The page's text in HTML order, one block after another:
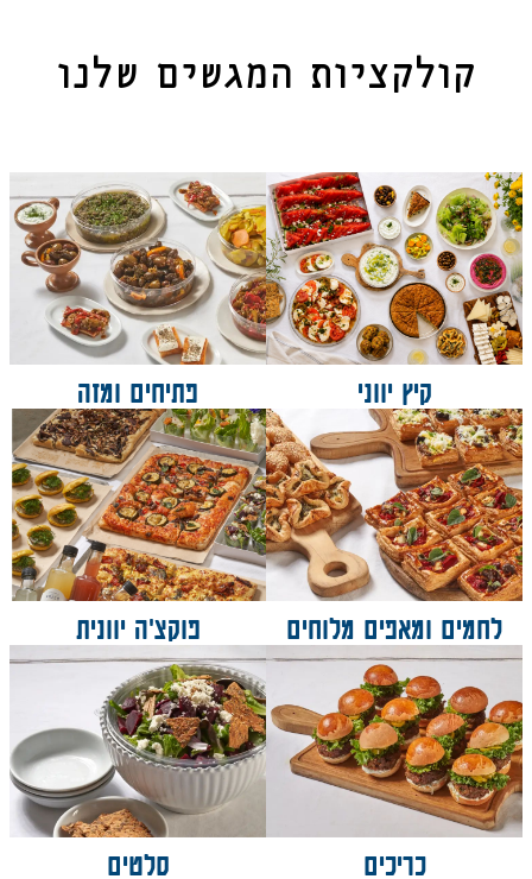
קולקציות המגשים שלנו
קיץ יווני פתיחים ומזה
לחמים ומאפים מלוחים פוקצ'ה יוונית
כריכים סלטים